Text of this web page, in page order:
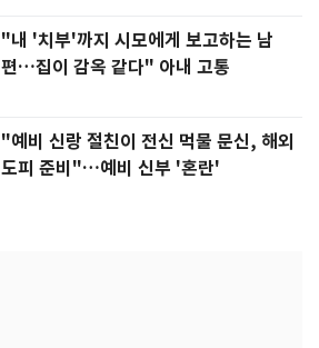
"내 '치부'까지 시모에게 보고하는 남
편…집이 감옥 같다" 아내 고통
"예비 신랑 절친이 전신 먹물 문신, 해외
도피 준비"…예비 신부 '혼란'